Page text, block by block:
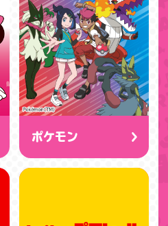
ポケモン